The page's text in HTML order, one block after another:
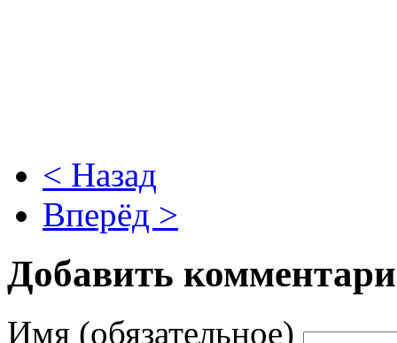
< Назад
Вперёд >
Добавить
Имя (обязательное)